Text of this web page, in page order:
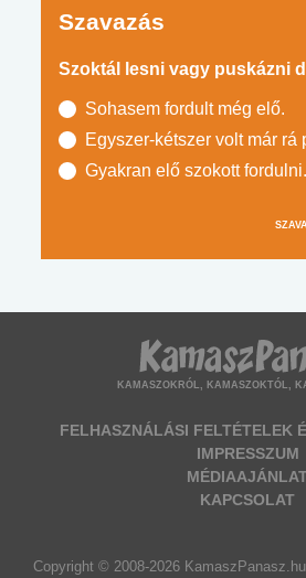
Szavazás
Szoktál lesni vagy puskázni
Sohasem fordult még elő.
Egyszer-kétszer volt már rá
Gyakran elő szokott fordulni.
KAMASZOKRÓL, KAMASZOKTÓL,
FELHASZNÁLÁSI FELTÉTELEK
IMPRESSZUM
KAPCSOLAT
Copyright © 2008-2026